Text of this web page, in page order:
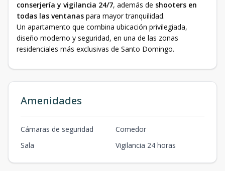
conserjería y vigilancia 24/7, además de shooters en
todas las ventanas para mayor tranquilidad.
Un apartamento que combina ubicación privilegiada,
diseño moderno y seguridad, en una de las zonas
residenciales más exclusivas de Santo Domingo.
Amenidades
Cámaras de seguridad
Comedor
Sala
Vigilancia 24 horas